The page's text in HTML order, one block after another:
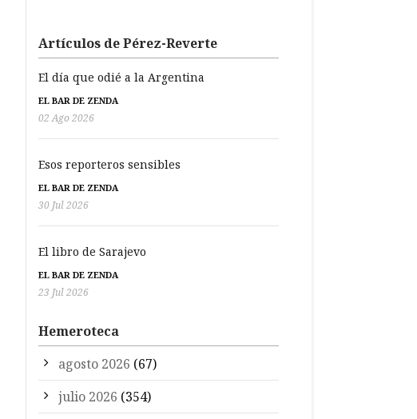
Artículos de Pérez-Reverte
El día que odié a la Argentina
EL BAR DE ZENDA
02 Ago 2026
Esos reporteros sensibles
EL BAR DE ZENDA
30 Jul 2026
El libro de Sarajevo
EL BAR DE ZENDA
23 Jul 2026
Hemeroteca
agosto 2026 (67)
julio 2026 (354)